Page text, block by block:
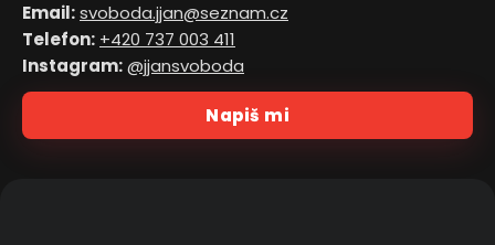
Email:svoboda.jjan@seznam.cz
Telefon: +420 737 003 411
Instagram:@jjansvoboda
Napiš mi